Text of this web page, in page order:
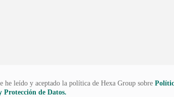
he leído y aceptado la política de Hexa Group sobre
Protección de Datos.